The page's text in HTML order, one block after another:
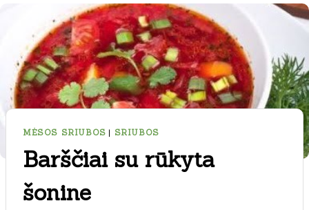
MĖSOS SRIUBOS | SRIUBOS
Barščiai su rūkyta
šonine